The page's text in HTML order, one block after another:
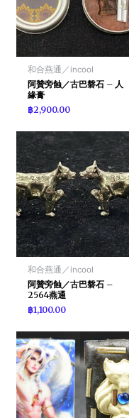
和合燕通／incool
阿贊旁蝕／古巴磐石 – 人
緣膏
฿2,900.00
和合燕通／incool
阿贊旁蝕／古巴磐石 –
2564燕通
฿1,100.00